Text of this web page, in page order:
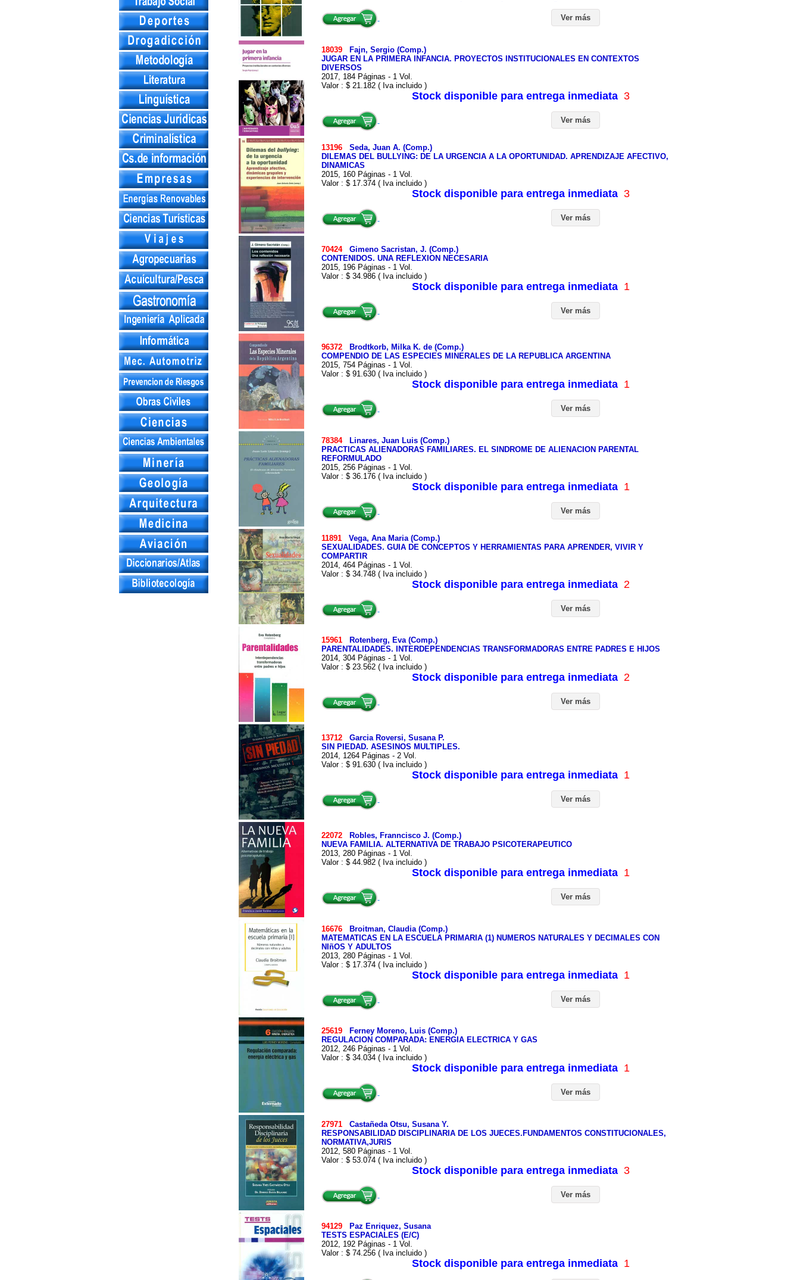
Ver más
18039
Fajn, Sergio (Comp.)
JUGAR EN LA PRIMERA INFANCIA. PROYECTOS INSTITUCIONALES EN CONTEXTOS
DIVERSOS
2017, 184 Páginas - 1 Vol.
Valor : $ 21.182 ( Iva incluido )
Stock disponible para entrega inmediata 3
Ver más
13196 Seda, Juan A. (Comp.)
DILEMAS DEL BULLYING: DE LA URGENCIA A LA OPORTUNIDAD. APRENDIZAJE AFECTIVO,
DINAMICAS
2015, 160 Páginas - 1 Vol.
Valor : $ 17.374 ( Iva incluido )
Stock disponible para entrega inmediata 3
Ver más
70424 Gimeno Sacristan, J. (Comp.)
CONTENIDOS. UNA REFLEXION NECESARIA
2015, 196 Páginas - 1 Vol.
Valor : $ 34.986 ( Iva incluido )
Stock disponible para entrega inmediata 1
Ver más
96372
Brodtkorb, Milka K. de (Comp.)
COMPENDIO DE LAS ESPECIES MINERALES DE LA REPUBLICA ARGENTINA
2015, 754 Páginas - 1 Vol.
Valor : $ 91.630 ( Iva incluido )
Stock disponible para entrega inmediata 1
Ver más
78384
Linares, Juan Luis (Comp.)
PRACTICAS ALIENADORAS FAMILIARES. EL SINDROME DE ALIENACION PARENTAL
REFORMULADO
2015, 256 Páginas - 1 Vol.
Valor : $ 36.176 ( Iva incluido )
Stock disponible para entrega inmediata 1
Ver más
11891 Vega, Ana Maria (Comp.)
SEXUALIDADES. GUIA DE CONCEPTOS Y HERRAMIENTAS PARA APRENDER, VIVIR Y
COMPARTIR
2014, 464 Páginas - 1 Vol.
Valor : $ 34.748 ( Iva incluido )
Stock disponible para entrega inmediata 2
Ver más
15961
Rotenberg, Eva (Comp.)
PARENTALIDADES. INTERDEPENDENCIAS TRANSFORMADORAS ENTRE PADRES E HIJOS
2014, 304 Páginas - 1 Vol.
Valor : $ 23.562 ( Iva incluido )
Stock disponible para entrega inmediata 2
Ver más
13712 Garcia Roversi, Susana P.
SIN PIEDAD. ASESINOS MULTIPLES.
2014, 1264 Páginas - 2 Vol.
Valor : $ 91.630 ( Iva incluido )
Stock disponible para entrega inmediata 1
Ver más
22072
Robles, Franncisco J. (Comp.)
NUEVA FAMILIA. ALTERNATIVA DE TRABAJO PSICOTERAPEUTICO
2013, 280 Páginas - 1 Vol.
Valor : $ 44.982 ( Iva incluido )
Stock disponible para entrega inmediata 1
Ver más
16676
Broitman, Claudia (Comp.)
MATEMATICAS EN LA ESCUELA PRIMARIA (1) NUMEROS NATURALES Y DECIMALES CON
NIñOS Y ADULTOS
2013, 280 Páginas - 1 Vol.
Valor : $ 17.374 ( Iva incluido )
Stock disponible para entrega inmediata 1
Ver más
25619
Ferney Moreno, Luis (Comp.)
REGULACION COMPARADA: ENERGIA ELECTRICA Y GAS
2012, 246 Páginas - 1 Vol.
Valor : $ 34.034 ( Iva incluido )
Stock disponible para entrega inmediata 1
Ver más
27971 Castañeda Otsu, Susana Y.
RESPONSABILIDAD DISCIPLINARIA DE LOS JUECES.FUNDAMENTOS CONSTITUCIONALES,
NORMATIVA,JURIS
2012, 580 Páginas - 1 Vol.
Valor : $ 53.074 ( Iva incluido )
Stock disponible para entrega inmediata 3
Ver más
94129
Paz Enriquez, Susana
TESTS ESPACIALES (E/C)
2012, 192 Páginas - 1 Vol.
Valor : $ 74.256 ( Iva incluido )
Stock disponible para entrega inmediata 1